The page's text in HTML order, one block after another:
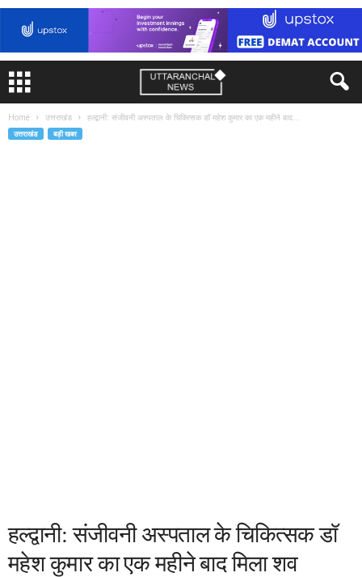
Home उत्तराखंड हल्द्वानी: संजीवनी अस्पताल के चिकित्सक डॉ महेश कुमार का एक महीने बाद...
उत्तराखंड बड़ी खबर
हल्द्वानी: संजीवनी अस्पताल के चिकित्सक डॉ
महेश कुमार का एक महीने बाद मिला शव